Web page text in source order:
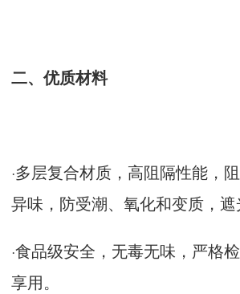
二、优质材料
·多层复合材质，高阻隔性能，
异味，防受潮、氧化和变质，遮
·食品级安全，无毒无味，严格
享用。